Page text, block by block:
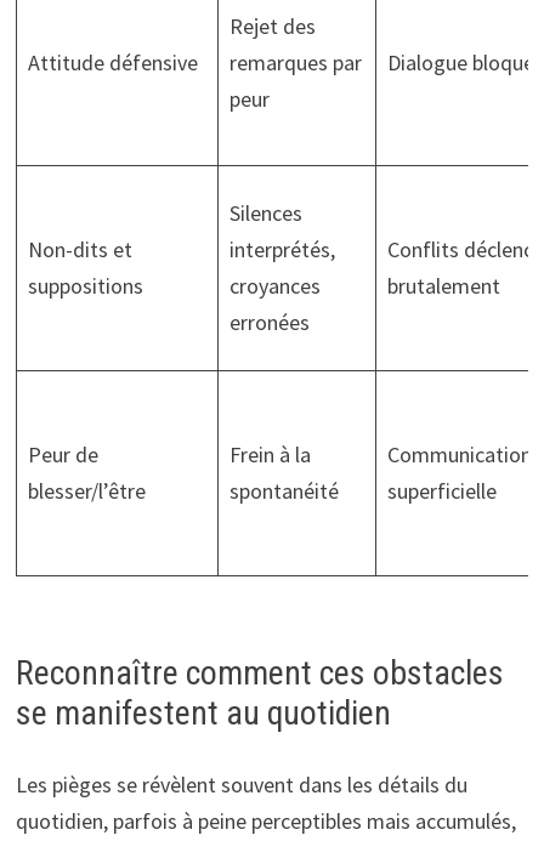
Attitude défensive
Rejet des
remarques par
peur
Dialogue bloqué
Non-dits et
suppositions
Silences
interprétés,
croyances
erronées
Conflits
brutalement
Peur de
blesser/l’être
Frein à la
spontanéité
Communication
superficielle
Reconnaître comment ces obstacles
se manifestent au quotidien
Les pièges se révèlent souvent dans les détails du
quotidien, parfois à peine perceptibles mais accumulés,